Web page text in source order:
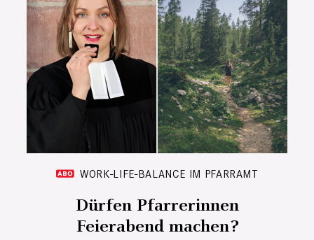
WORK-LIFE-BALANCE IM PFARRAMT
Dürfen Pfarrerinnen
Feierabend machen?